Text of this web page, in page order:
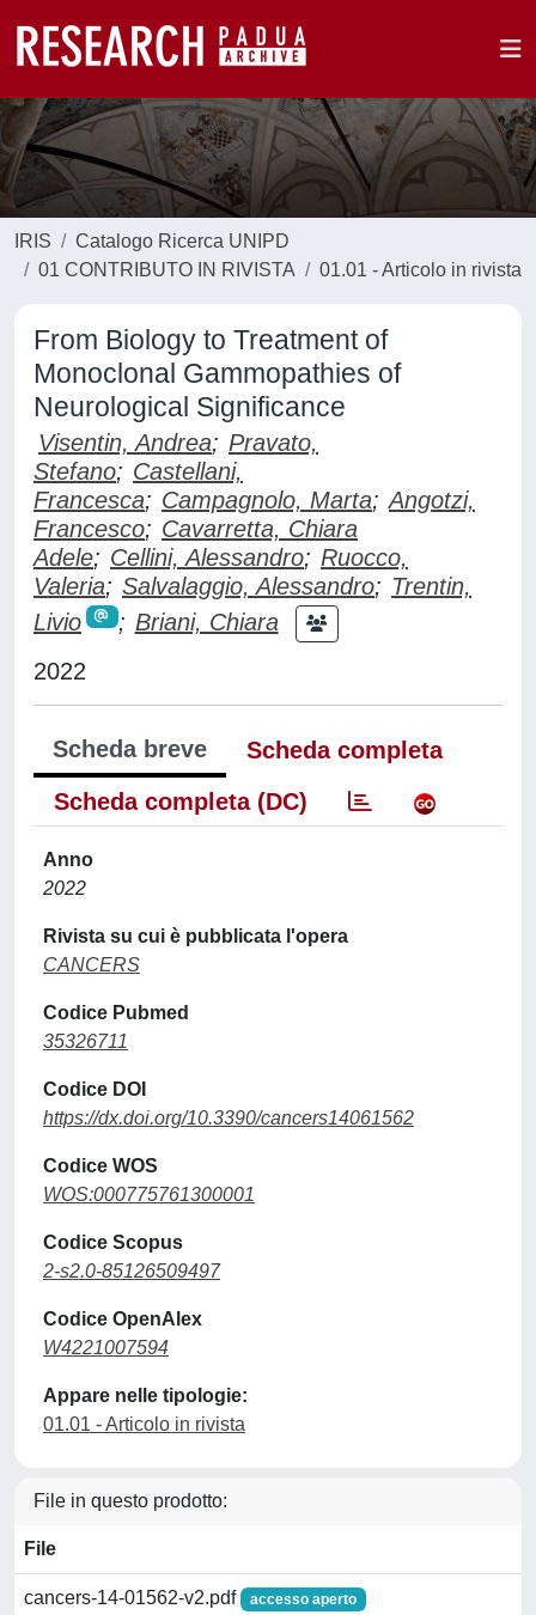
IRIS
Catalogo Ricerca UNIPD
01 CONTRIBUTO IN RIVISTA
01.01 - Articolo in rivista
From Biology to Treatment of
Monoclonal Gammopathies of
Neurological Significance
Visentin, Andrea; Pravato,
Stefano; Castellani,
Francesca; Campagnolo, Marta; Angotzi,
Francesco; Cavarretta, Chiara
Adele; Cellini, Alessandro; Ruocco,
Valeria; Salvalaggio, Alessandro; Trentin,
Livio
; Briani, Chiara
2022
Scheda breve
Scheda completa
Scheda completa (DC)
Anno
2022
Rivista su cui è pubblicata l'opera
CANCERS
Codice Pubmed
35326711
Codice DOI
https://dx.doi.org/10.3390/cancers14061562
Codice WOS
WOS:000775761300001
Codice Scopus
2-s2.0-85126509497
Codice OpenAlex
W4221007594
Appare nelle tipologie:
01.01 - Articolo in rivista
File in questo prodotto:
File
cancers-14-01562-v2.pdf accesso aperto